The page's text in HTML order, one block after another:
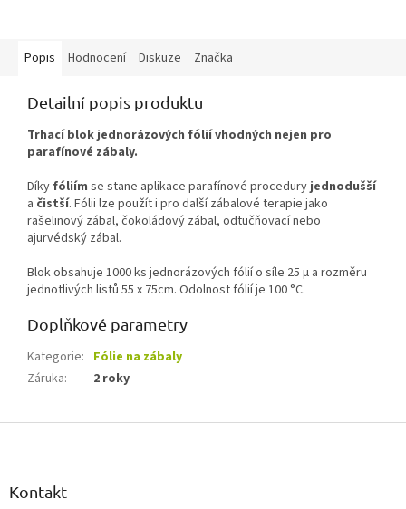
Popis Hodnocení Diskuze Značka
Detailní popis produktu
Trhací blok jednorázových fólií vhodných nejen pro
parafínové zábaly.
Díky fóliím se stane aplikace parafínové proceduryjednodušší
a čistší. Fólii lze použít i pro další zábalové terapie jako
rašelinový zábal, čokoládový zábal, odtučňovací nebo
ajurvédský zábal.
Blok obsahuje 1000 ks jednorázových fólií o síle 25 µ a rozměru
jednotlivých listů 55 x 75cm. Odolnost fólií je 100 °C.
Doplňkové parametry
Kategorie: Fólie na zábaly
Záruka: 2 roky
Z
Kontakt